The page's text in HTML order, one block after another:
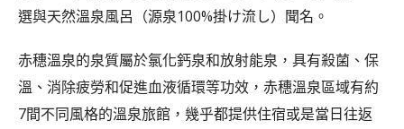
選與天然溫泉風呂（源泉100%掛け流し）聞名。
赤穗溫泉的泉質屬於氯化鈣泉和放射能泉，具有殺菌、保
溫、消除疲勞和促進血液循環等功效，赤穗溫泉區域有約
7間不同風格的溫泉旅館，幾乎都提供住宿或是當日往返